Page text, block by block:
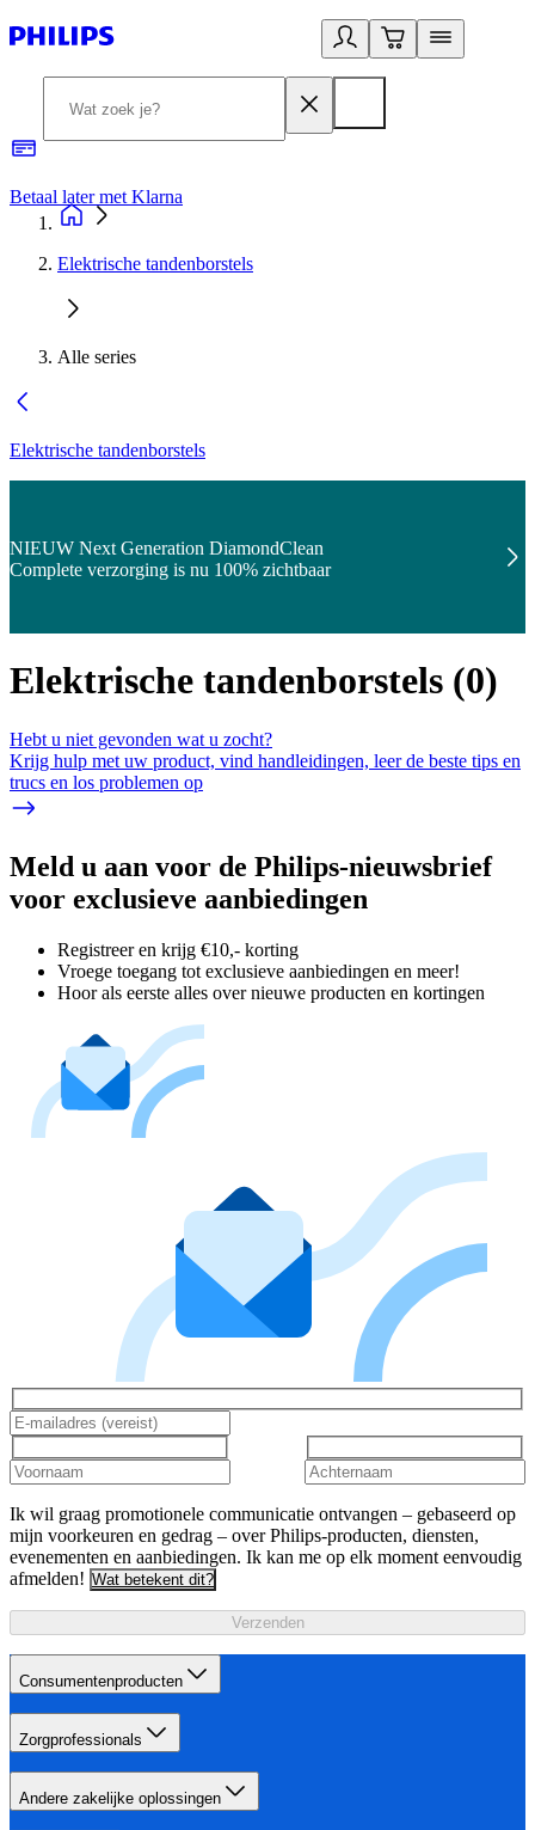
Betaal later met Klarna
Elektrische tandenborstels
Alle series
Elektrische tandenborstels
NIEUW Next Generation DiamondClean
Complete verzorging is nu 100% zichtbaar
Elektrische tandenborstels (0)
Hebt u niet gevonden wat u zocht?
Krijg hulp met uw product, vind handleidingen, leer de beste tips en
trucs en los problemen op
Meld u aan voor de Philips-nieuwsbrief
voor exclusieve aanbiedingen
Registreer en krijg €10,- korting
Vroege toegang tot exclusieve aanbiedingen en meer!
Hoor als eerste alles over nieuwe producten en kortingen
Ik wil graag promotionele communicatie ontvangen – gebaseerd op
mijn voorkeuren en gedrag – over Philips-producten, diensten,
evenementen en aanbiedingen. Ik kan me op elk moment eenvoudig
afmelden! Wat betekent dit?
Verzenden
Consumentenproducten
Zorgprofessionals
Andere zakelijke oplossingen